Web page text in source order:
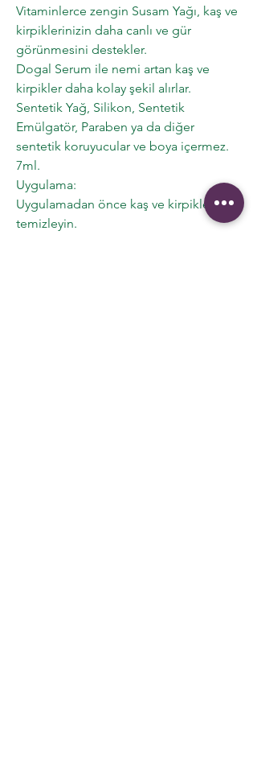
Vitaminlerce zengin Susam Yağı, kaş ve
kirpiklerinizin daha canlı ve gür
görünmesini destekler.
Dogal Serum ile nemi artan kaş ve
kirpikler daha kolay şekil alırlar.
Sentetik Yağ, Silikon, Sentetik
Emülgatör, Paraben ya da diğer
sentetik koruyucular ve boya içermez.
7ml.
Uygulama:
Uygulamadan önce kaş ve kirpiklerinizi
temizleyin.